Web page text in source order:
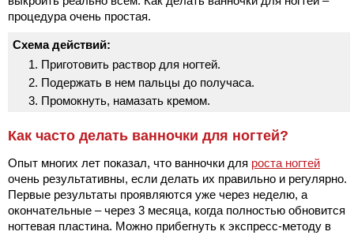
процедура очень простая.
Схема действий:
Приготовить раствор для ногтей.
Подержать в нем пальцы до получаса.
Промокнуть, намазать кремом.
Как часто делать ванночки для ногтей?
Опыт многих лет показал, что ванночки для роста ногтей
очень результативны, если делать их правильно и регулярно.
Первые результаты проявляются уже через неделю, а
окончательные – через 3 месяца, когда полностью обновится
ногтевая пластина. Можно прибегнуть к экспресс-методу в